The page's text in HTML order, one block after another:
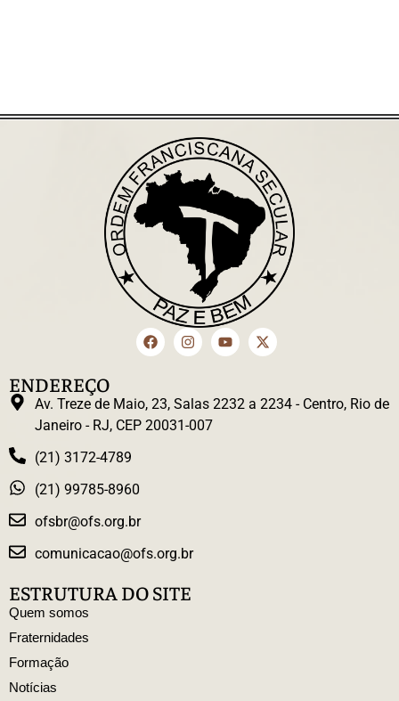
ENDEREÇO
Av. Treze de Maio, 23, Salas 2232 a 2234 - Centro, Rio de
Janeiro - RJ, CEP 20031-007
(21) 3172-4789
(21) 99785-8960
ofsbr@ofs.org.br
comunicacao@ofs.org.br
ESTRUTURA DO SITE
Quem somos
Fraternidades
Formação
Notícias